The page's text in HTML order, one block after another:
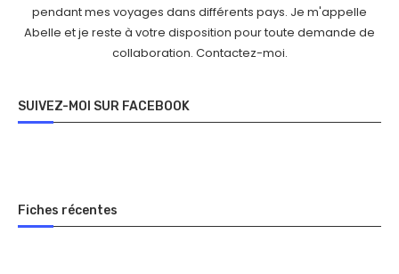
pendant mes voyages dans différents pays. Je m'appelle
Abelle et je reste à votre disposition pour toute demande de
collaboration. Contactez-moi.
SUIVEZ-MOI SUR FACEBOOK
Fiches récentes